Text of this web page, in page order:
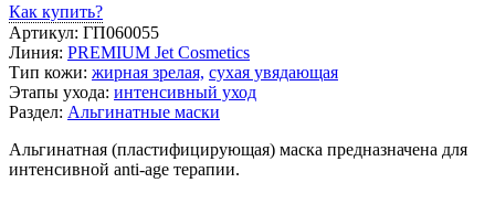
Как купить?
Артикул: ГП060055
Линия: PREMIUM Jet Cosmetics
Тип кожи: жирная зрелая, сухая увядающая
Этапы ухода: интенсивный уход
Раздел: Альгинатные маски
Альгинатная (пластифицирующая) маска предназначена для
интенсивной anti-age терапии.